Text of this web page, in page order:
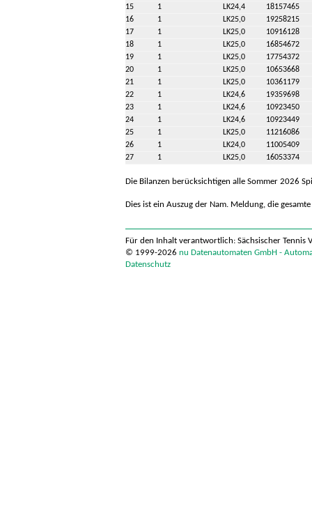
15
1 LK24,4
18157465
16
1 LK25,0
19258215
17
1 LK25,0
10916128
18
1 LK25,0
16854672
19
1 LK25,0
17754372
20
1 LK25,0
10653668
21
1 LK25,0
10361179
22
1 LK24,6
19359698
23
1 LK24,6
10923450
24
1 LK24,6
10923449
25
1 LK25,0
11216086
26
1 LK24,0
11005409
27
1 LK25,0 16053374
Die Bilanzen berücksichtigen alle Sommer 2026
Dies ist ein Auszug der Nam. Meldung, die
Für den Inhalt verantwortlich: Sächsischer Tennis
© 1999-2026 nu Datenautomaten GmbH -
Datenschutz